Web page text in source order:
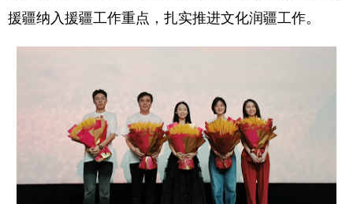
援疆纳入援疆工作重点，扎实推进文化润疆工作。